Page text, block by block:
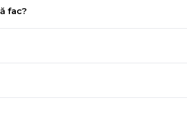
fac?